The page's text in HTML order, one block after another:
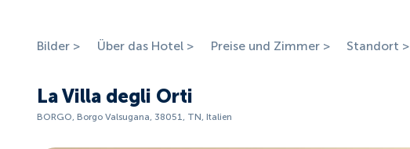
Bilder > Über das Hotel > Preise und Zimmer > Standort >
La Villa degli Orti
BORGO, Borgo Valsugana, 38051, TN, Italien